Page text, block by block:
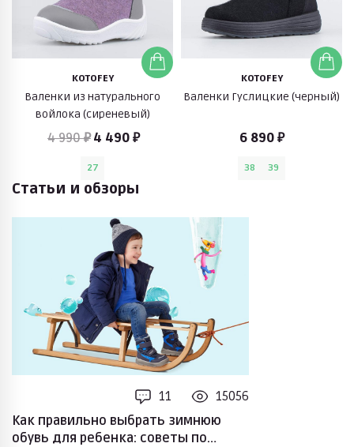
KOTOFEY
Валенки из натурального
войлока (сиреневый)
4 990 ₽ 4 490 ₽
27
KOTOFEY
Валенки Гуслицкие (черный)
6 890 ₽
38 39
Статьи и обзоры
11
15056
Как правильно выбрать зимнюю
обувь для ребенка: советы по